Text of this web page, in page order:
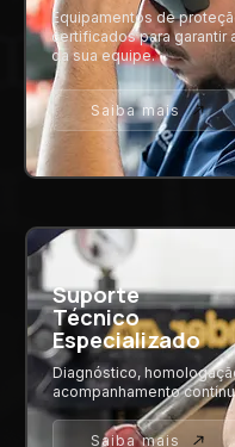
Equipamentos de
certificados para garantir
da sua equipe.
Saiba mais
Suporte
Técnico
Especializado
Diagnóstico,
acompanhamento
Saiba mais